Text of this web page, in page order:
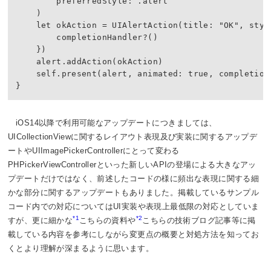
    )
let okAction = UIAlertAction(title: "OK",
        completionHandler?()
    })
    alert.addAction(okAction)
self.present(alert, animated: true,
iOS14以降で利用可能なアップデートにつきましては、
UICollectionViewに関するレイアウト表現及び実装に関するアップデ
ートやUIImagePickerControllerにとって変わる
PHPickerViewControllerといった新しいAPIの登場による大きなアッ
プデートだけではなく、前述したコードの様に頻出な表現に関する細
かな部分に関するアップデートもありました。掲載しているサンプル
コード内での対応についてはUI実装や表現上最低限の対応としていま
すが、更に細かな*1こちらの資料や*2こちらの技術ブログ記事等に掲
載している内容を参考にしながら変更点の概要と対処方法を知ってお
くとより理解が深まるように思います。